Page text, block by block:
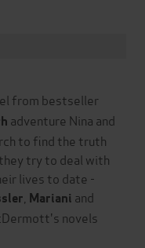
from bestseller
adventure Nina and
to find the truth
try to deal with
lives to date -
Mariani and
novels